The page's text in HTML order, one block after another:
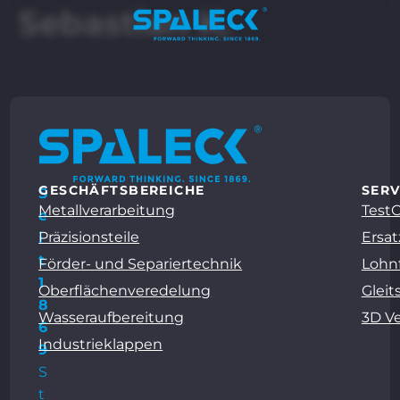
Sebastian K.
S
e
i
t
1
8
6
9
S
t
GESCHÄFTSBEREICHE
Metallverarbeitung
Präzisionsteile
Förder- und Separiertechnik
Oberflächenveredelung
Wasseraufbereitung
Industrieklappen
3D